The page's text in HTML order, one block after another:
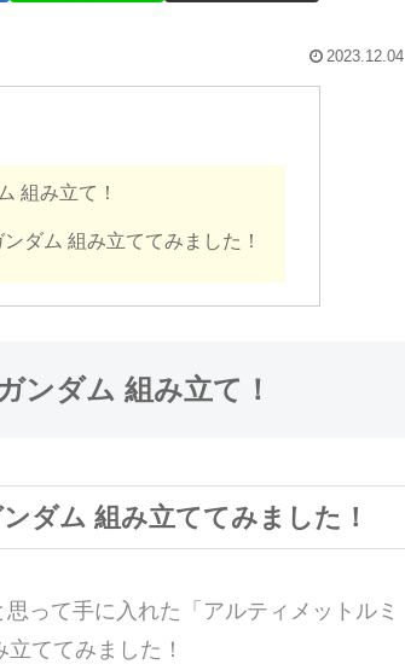
2023.12.04
組み立て！
ダム 組み立ててみました！
ンダム 組み立て！
ダム 組み立ててみました！
って手に入れた「アルティメットルミ
ててみました！